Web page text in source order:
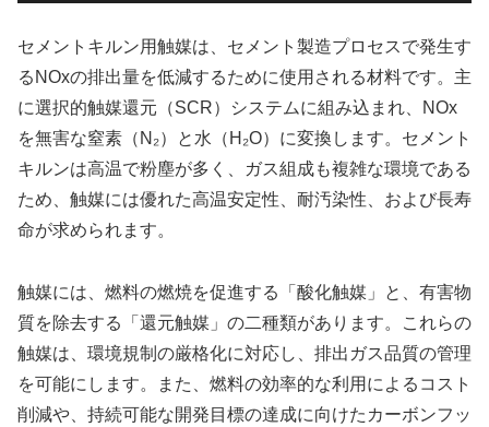
セメントキルン用触媒は、セメント製造プロセスで発生す
るNOxの排出量を低減するために使用される材料です。主
に選択的触媒還元（SCR）システムに組み込まれ、NOx
を無害な窒素（N₂）と水（H₂O）に変換します。セメント
キルンは高温で粉塵が多く、ガス組成も複雑な環境である
ため、触媒には優れた高温安定性、耐汚染性、および長寿
命が求められます。
触媒には、燃料の燃焼を促進する「酸化触媒」と、有害物
質を除去する「還元触媒」の二種類があります。これらの
触媒は、環境規制の厳格化に対応し、排出ガス品質の管理
を可能にします。また、燃料の効率的な利用によるコスト
削減や、持続可能な開発目標の達成に向けたカーボンフッ